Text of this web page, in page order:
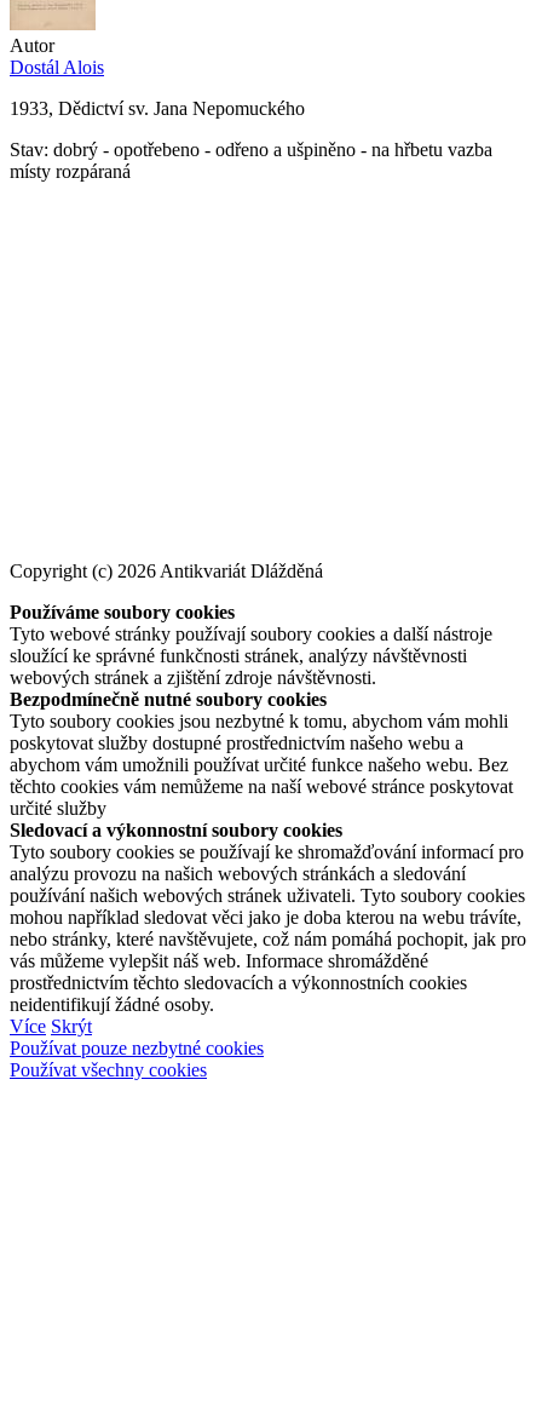
Autor
Dostál Alois
1933, Dědictví sv. Jana Nepomuckého
Stav: dobrý - opotřebeno - odřeno a ušpiněno - na hřbetu vazba
místy rozpáraná
Copyright (c) 2026 Antikvariát Dlážděná
Používáme soubory cookies
Tyto webové stránky používají soubory cookies a další nástroje
sloužící ke správné funkčnosti stránek, analýzy návštěvnosti
webových stránek a zjištění zdroje návštěvnosti.
Bezpodmínečně nutné soubory cookies
Tyto soubory cookies jsou nezbytné k tomu, abychom vám mohli
poskytovat služby dostupné prostřednictvím našeho webu a
abychom vám umožnili používat určité funkce našeho webu. Bez
těchto cookies vám nemůžeme na naší webové stránce poskytovat
určité služby
Sledovací a výkonnostní soubory cookies
Tyto soubory cookies se používají ke shromažďování informací pro
analýzu provozu na našich webových stránkách a sledování
používání našich webových stránek uživateli. Tyto soubory cookies
mohou například sledovat věci jako je doba kterou na webu trávíte,
nebo stránky, které navštěvujete, což nám pomáhá pochopit, jak pro
vás můžeme vylepšit náš web. Informace shromážděné
prostřednictvím těchto sledovacích a výkonnostních cookies
neidentifikují žádné osoby.
Více Skrýt
Používat pouze nezbytné cookies
Používat všechny cookies